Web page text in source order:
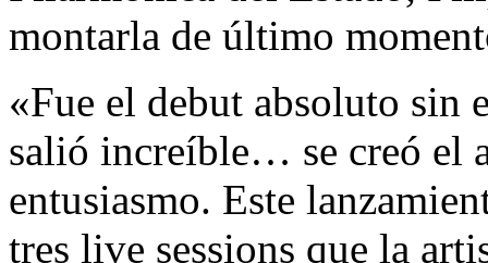
montarla de último
«Fue el debut absoluto sin
salió increíble… se creó el
entusiasmo. Este
tres live sessions que la